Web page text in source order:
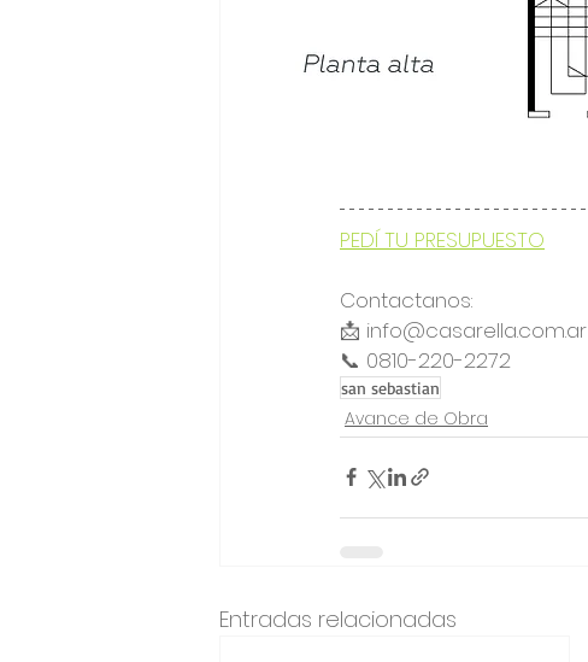
PEDÍ TU PRESUPUESTO
Contactanos:
📩 info@casarella.com.ar
📞 0810-220-2272
san sebastian
Avance de Obra
Entradas relacionadas